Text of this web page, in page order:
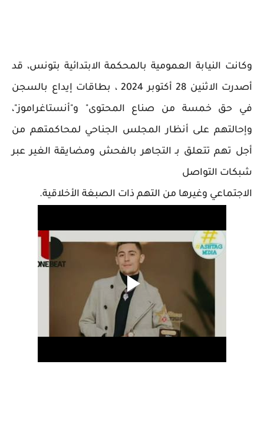
وكانت النيابة العمومية بالمحكمة الابتدائية بتونس، قد
أصدرت الاثنين 28 أكتوبر 2024 ، بطاقات إيداع بالسجن
في حق خمسة من صناع المحتوى" و"أنستاغراموز"،
وإحالتهم على أنظار المجلس الجناحي لمحاكمتهم من
أجل تهم تتعلق بـ التجاهر بالفحش ومضايقة الغير عبر
شبكات التواصل
الاجتماعي وغيرها من التهم ذات الصبغة الأخلاقية.